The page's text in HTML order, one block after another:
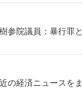
参院議員：暴行罪と
の経済ニュースをま